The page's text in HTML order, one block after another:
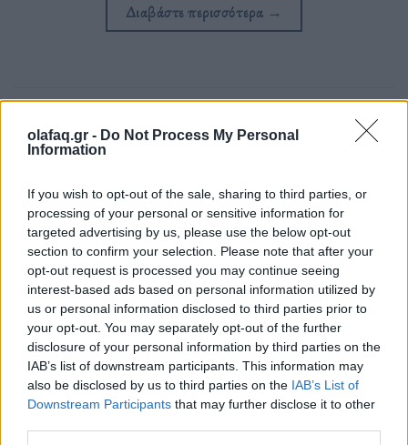
olafaq.gr - Do Not Process My Personal
Information
If you wish to opt-out of the sale, sharing to third parties, or
processing of your personal or sensitive information for
targeted advertising by us, please use the below opt-out
section to confirm your selection. Please note that after your
opt-out request is processed you may continue seeing
interest-based ads based on personal information utilized by
us or personal information disclosed to third parties prior to
your opt-out. You may separately opt-out of the further
disclosure of your personal information by third parties on the
IAB’s list of downstream participants. This information may
also be disclosed by us to third parties on the IAB’s List of
Downstream Participants that may further disclose it to other
Διαβάστε περισσότερα →
Δημοσιεύθηκε σεΚινηματογράφος|TaggedNouvelle Vague,
αθάνατος,γαλλικό σινεμά ,Ζαν Πολ Μπελμοντό,ζωή
Δείτε επίσης